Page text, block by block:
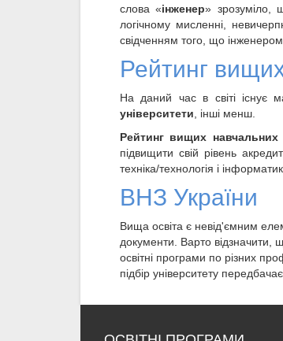
слова «інженер» зрозуміло,
логічному мисленні,
свідченням того, що
Рейтинг
На даний час в світі існує
університети , інші менш.
Рейтинг вищих навчальних
підвищити свій рівень
техніка/технологія і
ВНЗ України
Вища освіта є невід'ємним
документи. Варто відзначити,
освітні програми по різних
підбір університету